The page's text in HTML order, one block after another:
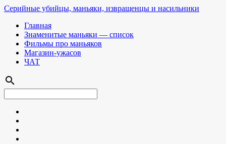
Серийные убийцы, маньяки, извращенцы и насильники
Главная
Знаменитые маньяки — список
Фильмы про маньяков
Магазин-ужасов
ЧАТ
search